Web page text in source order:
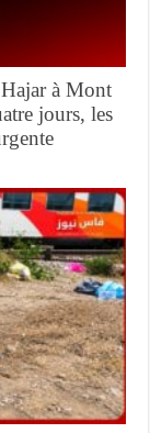
à Mont
jours, les